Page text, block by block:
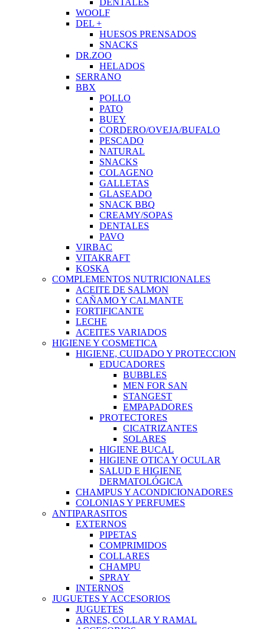
DENTALES
WOOLF
DEL +
HUESOS PRENSADOS
SNACKS
DR.ZOO
HELADOS
SERRANO
BBX
POLLO
PATO
BUEY
CORDERO/OVEJA/BUFALO
PESCADO
NATURAL
SNACKS
COLAGENO
GALLETAS
GLASEADO
SNACK BBQ
CREAMY/SOPAS
DENTALES
PAVO
VIRBAC
VITAKRAFT
KOSKA
COMPLEMENTOS NUTRICIONALES
ACEITE DE SALMON
CAÑAMO Y CALMANTE
FORTIFICANTE
LECHE
ACEITES VARIADOS
HIGIENE Y COSMETICA
HIGIENE, CUIDADO Y PROTECCION
EDUCADORES
BUBBLES
MEN FOR SAN
STANGEST
EMPAPADORES
PROTECTORES
CICATRIZANTES
SOLARES
HIGIENE BUCAL
HIGIENE OTICA Y OCULAR
SALUD E HIGIENE
DERMATOLÓGICA
CHAMPUS Y ACONDICIONADORES
COLONIAS Y PERFUMES
ANTIPARASITOS
EXTERNOS
PIPETAS
COMPRIMIDOS
COLLARES
CHAMPU
SPRAY
INTERNOS
JUGUETES Y ACCESORIOS
JUGUETES
ARNES, COLLAR Y RAMAL